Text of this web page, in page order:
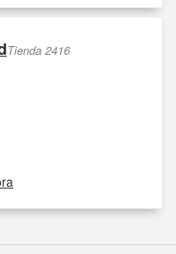
Tienda 2416